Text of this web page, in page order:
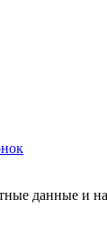
данные и